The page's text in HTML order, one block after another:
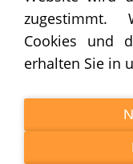
Navigation
07.10.2021
zugestimmt.
Cookies und
erhalten Sie in